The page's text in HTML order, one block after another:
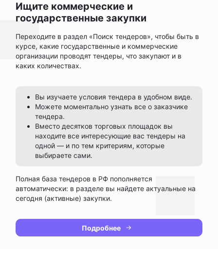
Ищите коммерческие и
государственные закупки
Переходите в раздел «Поиск тендеров», чтобы быть в
курсе, какие государственные и коммерческие
организации проводят тендеры, что закупают и в
каких количествах.
Вы изучаете условия тендера в удобном виде.
Можете моментально узнать все о заказчике
тендера.
Вместо десятков торговых площадок вы
находите все интересующие вас тендеры на
одной — и по тем критериям, которые
выбираете сами.
Полная база тендеров в РФ пополняется
автоматически: в разделе вы найдете актуальные на
сегодня (активные) закупки.
Подробнее